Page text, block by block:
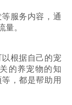
服务内容，通
量。
根据自己的宠
的养宠物的知
，都是帮助用